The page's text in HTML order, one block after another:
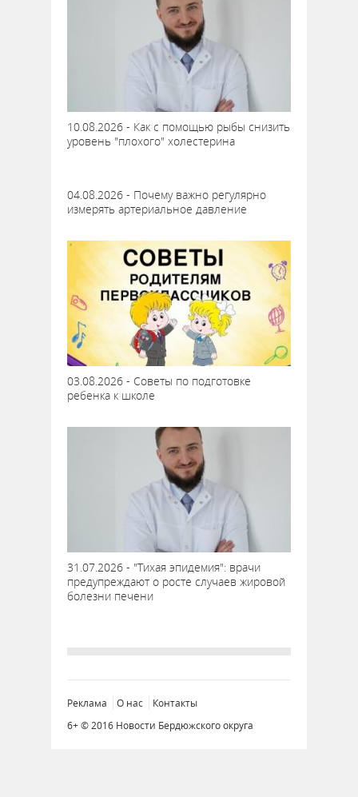
10.08.2026 - Как с помощью рыбы снизить
уровень "плохого" холестерина
04.08.2026 - Почему важно регулярно
измерять артериальное давление
03.08.2026 - Советы по подготовке
ребенка к школе
31.07.2026 - "Тихая эпидемия": врачи
предупреждают о росте случаев жировой
болезни печени
Реклама О нас
Контакты
6+ © 2016 Новости Бердюжского округа